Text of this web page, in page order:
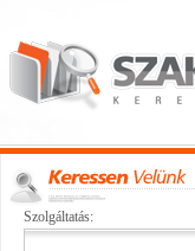
Szolgáltatás: